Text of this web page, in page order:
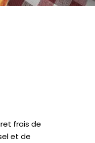
frais de
et de